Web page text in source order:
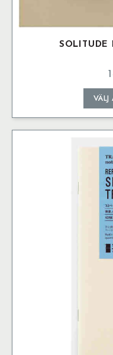
SOLITUDE
Den
här
har
flera
väljas